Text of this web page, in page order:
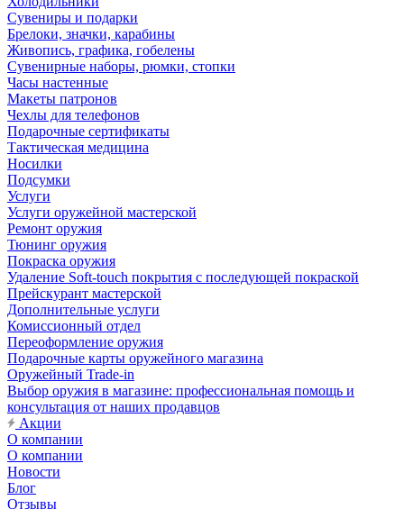
Сувениры и подарки
Брелоки, значки, карабины
Живопись, графика, гобелены
Сувенирные наборы, рюмки, стопки
Часы настенные
Макеты патронов
Чехлы для телефонов
Подарочные сертификаты
Тактическая медицина
Носилки
Подсумки
Услуги
Услуги оружейной мастерской
Ремонт оружия
Тюнинг оружия
Покраска оружия
Удаление Soft-touch покрытия с последующей покраской
Прейскурант мастерской
Дополнительные услуги
Комиссионный отдел
Переоформление оружия
Подарочные карты оружейного магазина
Оружейный Trade-in
Выбор оружия в магазине: профессиональная помощь и
консультация от наших продавцов
Акции
О компании
О компании
Новости
Блог
Отзывы